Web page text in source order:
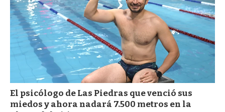
El psicólogo de Las Piedras que venció sus
miedos y ahora nadará 7.500 metros en la